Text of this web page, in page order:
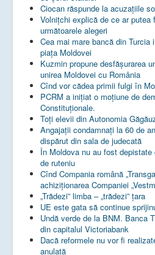
Ciocan răspunde la acuzațiile
Volnițchi explică de ce ar putea
următoarele alegeri
Cea mai mare bancă din Turcia
piața Moldovei
Kuzmin propune desfășurarea
unirea Moldovei cu România
Cînd vor cădea primii fulgi în
PCRM a iniţiat o moţiune de
Constituţionale.
Toţi elevii din Autonomia
Angajații condamnați la 60 de
dispărut din sala de judecată
În Moldova nu au fost
de ruteniu
Cînd Compania română
achiziționarea Companiei
„Trădezi” limba – „trădezi” țara
UE este gata să continue
Undă verde de la BNM. Banca
din capitalul Victoriabank
Dacă reformele nu vor fi
anulată